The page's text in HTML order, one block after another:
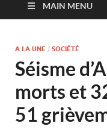
MAIN MENU
A LA UNE / SOCIÉTÉ
Séisme
morts et
51